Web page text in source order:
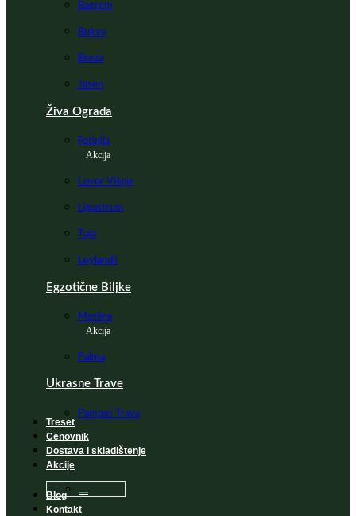
Bagrem
Bukva
Breza
Jasen
Živa Ograda
Fotinija
Akcija
Lovor Višnja
Ligustrum
Tuja
Leylandii
Egzotične Biljke
Maslina
Akcija
Palma
Ukrasne Trave
Pampas Trava
Treset
Cenovnik
Dostava i skladištenje
Akcije
Blog
Kontakt